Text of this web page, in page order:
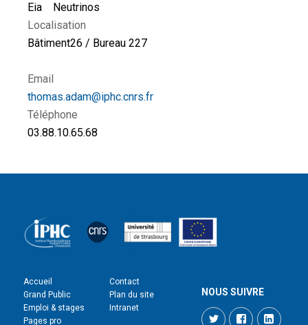
Eia
Neutrinos
Localisation
Bâtiment26 / Bureau 227
Email
thomas.adam@iphc.cnrs.fr
Téléphone
03.88.10.65.68
Accueil
Grand Public
Emploi & stages
Pages pro
Contact
Plan du site
Intranet
NOUS SUIVRE
TwitterFacebook